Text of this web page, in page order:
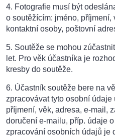
4. Fotografie musí být
o soutěžícím: jméno, příjmení,
kontaktní osoby, poštovní
5. Soutěže se mohou
let. Pro věk účastníka je
kresby do soutěže.
6. Účastník soutěže bere na
zpracovávat tyto osobní
příjmení, věk, adresa, e-mail,
doručení e-mailu, příp. údaje
zpracování osobních údajů je